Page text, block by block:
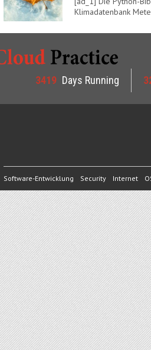
Klimadatenbank
3419 Days Running
Software-Entwicklung Security Internet